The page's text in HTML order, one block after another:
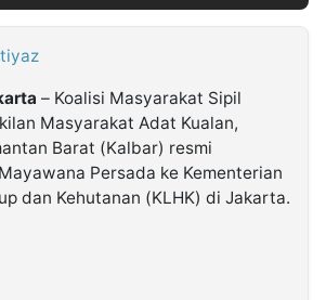
– Koalisi Masyarakat Sipil
Masyarakat Adat Kualan,
Barat (Kalbar) resmi
Persada ke Kementerian
dan Kehutanan (KLHK) di Jakarta.